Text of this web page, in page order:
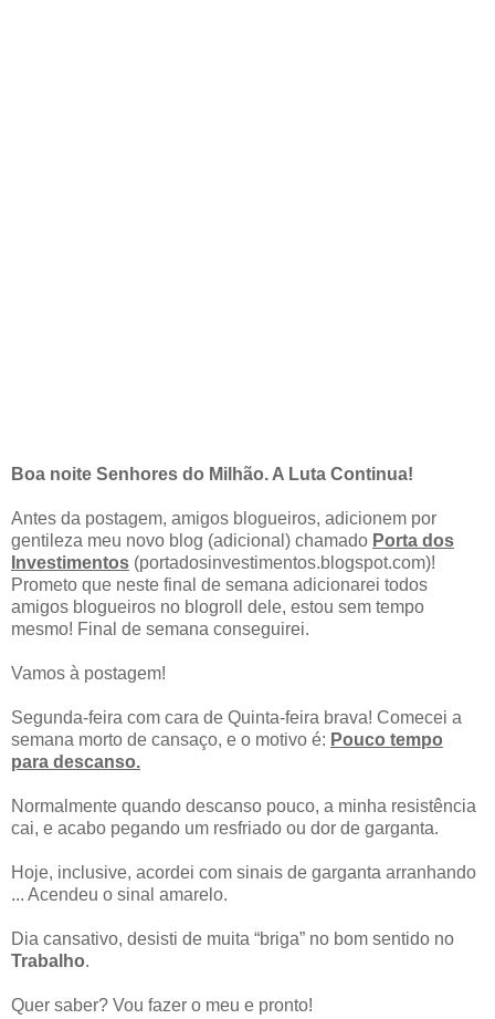
Boa noite Senhores do Milhão. A Luta Continua!
Antes da postagem, amigos blogueiros, adicionem por
gentileza meu novo blog (adicional) chamado Porta dos
Investimentos (portadosinvestimentos.blogspot.com)!
Prometo que neste final de semana adicionarei todos
amigos blogueiros no blogroll dele, estou sem tempo
mesmo! Final de semana conseguirei.
Vamos à postagem!
Segunda-feira com cara de Quinta-feira brava! Comecei a
semana morto de cansaço, e o motivo é: Pouco tempo
para descanso.
Normalmente quando descanso pouco, a minha resistência
cai, e acabo pegando um resfriado ou dor de garganta.
Hoje, inclusive, acordei com sinais de garganta arranhando
... Acendeu o sinal amarelo.
Dia cansativo, desisti de muita “briga” no bom sentido no
Trabalho.
Quer saber? Vou fazer o meu e pronto!